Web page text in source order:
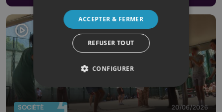
SOCIÉTÉ 20/06/2026
ACCEPTER & FERMER
REFUSER TOUT
CONFIGURER